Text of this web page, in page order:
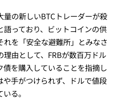
の新しいBTCトレーダーが殺
っており、ビットコインの供
を「安全な避難所」とみなさ
由として、FRBが数百万ドル
を購入していることを指摘し
手がつけられず、ドルで値段
る。